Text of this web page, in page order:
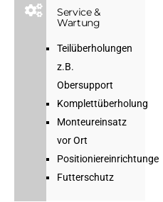
Service &
Wartung
Teilüberholungen
z.B.
Obersupport
Komplettüberholung
Monteureinsatz
vor Ort
Positioniereinrichtungen
Futterschutz